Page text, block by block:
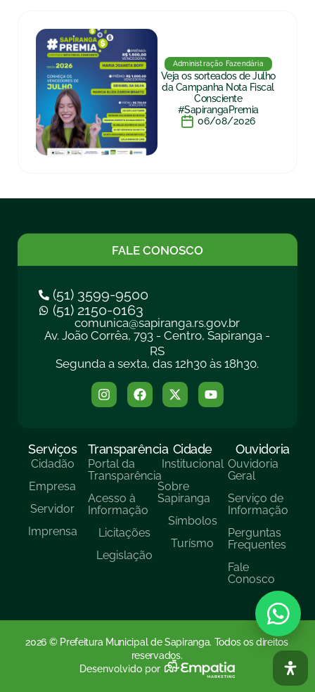
Administração Fazendária
Veja os sorteados de Julho
da Campanha Nota Fiscal
Consciente
#SapirangaPremia
06/08/2026
FALE CONOSCO
(51) 3599-9500
(51) 2150-0163
comunica@sapiranga.rs.gov.br
Av. João Corrêa, 793 - Centro, Sapiranga -
RS
Segunda a sexta, das 12h30 às 18h30.
Serviços
Cidadão
Empresa
Servidor
Imprensa
Transparência
Portal da
Transparência
Acesso à
Informação
Licitações
Legislação
Cidade
Institucional
Sobre
Sapiranga
Símbolos
Turísmo
Ouvidoria
Ouvidoria
Geral
Serviço de
Informação
Perguntas
Frequentes
Fale
Conosco
2026 © Prefeitura Municipal de Sapiranga. Todos os direitos
reservados.
Desenvolvido por